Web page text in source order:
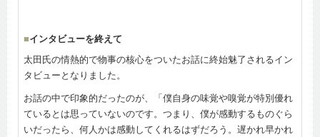
■インタビューを終えて
太田氏の情熱的で物事の核心をついたお話に終始魅了されるイン
タビューとなりました。
お話の中で印象的だったのが、「僕自身の味覚や嗅覚が特別優れ
ているとは思っていないのです。つまり、僕が感動するものぐら
いだったら、何人かは感動してくれるはずだろう。遅かれ早かれ